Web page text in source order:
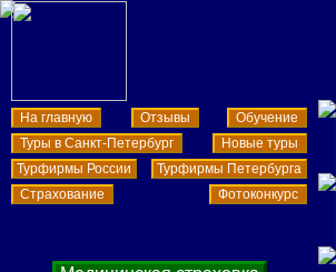
На главную Отзывы
Обучение
Туры в Санкт-Петербург
Новые туры
Турфирмы России
Турфирмы Петербурга
Страхование
Фотоконкурс